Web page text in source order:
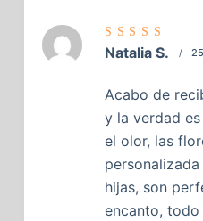
Valorado
con5de
Natalia S.
Acabo de
y la verdad
el olor, las
hijas, son
encanto,